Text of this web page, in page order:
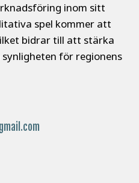
inom sitt
spel kommer att
bidrar till att stärka
för regionens